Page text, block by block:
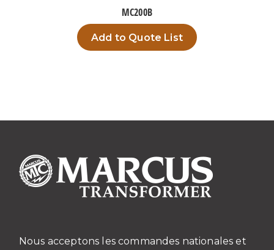
MC200B
Add to Quote List
Nous acceptons les commandes nationales et